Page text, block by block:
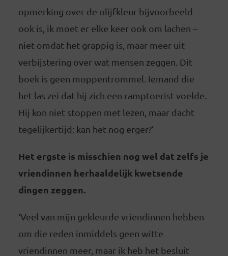
opmerking over de olijfkleur bijvoorbeeld
ook is, ik moet er elke keer ook om lachen –
niet omdat het grappig is, maar meer uit
verbijstering over wat mensen zeggen. Dit
boek is geen moppentrommel. Iemand die
het las zei dat hij zich een ramptoerist voelde.
Hij kon niet stoppen met lezen, maar dacht
tegelijkertijd: kan het nog erger?’
Het ergste is misschien nog wel dat zelfs je
vriendinnen herhaaldelijk kwetsende
dingen zeggen.
‘Veel van mijn gekleurde vriendinnen hebben
om die reden inmiddels geen witte
vriendinnen meer, maar ik heb het besluit